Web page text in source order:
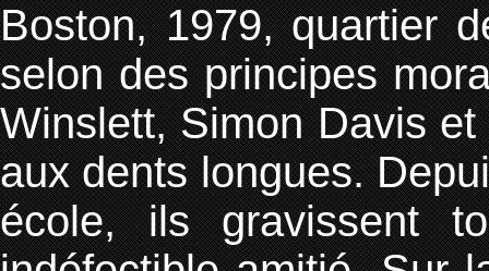
Boston, 1979, quartier
selon des principes
Winslett, Simon Davis
aux dents longues.
école, ils gravissent